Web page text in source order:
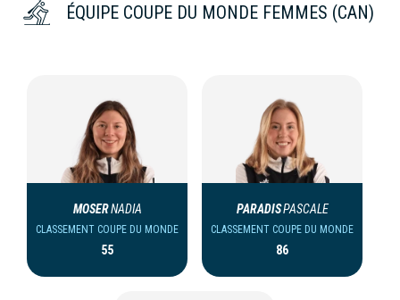
ÉQUIPE COUPE DU MONDE FEMMES (CAN)
MOSERNADIA
CLASSEMENT COUPE DU MONDE
55
PARADISPASCALE
CLASSEMENT COUPE DU MONDE
86